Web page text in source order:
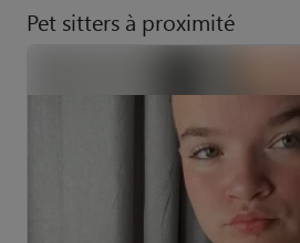
Pet sitters à proximité